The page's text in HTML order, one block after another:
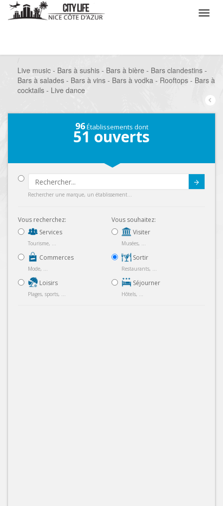
Live music - Bars à sushis - Bars à bière - Bars clandestins -
Bars à salades - Bars à vins - Bars à vodka - Rooftops - Bars à
cocktails - Live dance
96Établissements dont
51 ouverts
Rechercher une marque, un établissement...
Vous recherchez:
Services
Tourisme, ...
Commerces
Mode, ...
Loisirs
Plages, sports, ...
Vous souhaitez:
Visiter
Musées, ...
Sortir
Restaurants, ...
Séjourner
Hôtels, ...